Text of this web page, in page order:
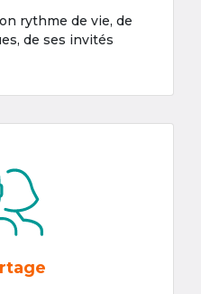
rythme de vie, de
de ses invités